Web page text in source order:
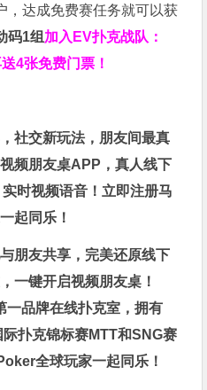
，达成免费赛任务就可以获
码1组 加入EV扑克战队：
4张免费门票！
社交新玩法，朋友间最真
频朋友桌APP，真人线下
时视频语音！立即注册马
起同乐！
与朋友共享，完美还原线下
一键开启视频朋友桌！
一品牌在线扑克室，拥有
扑克锦标赛MTT和SNG赛
全球玩家一起同乐！